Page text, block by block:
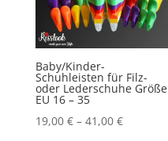
Baby/Kinder-
Schuhleisten für Filz-
oder Lederschuhe Größe
EU 16 – 35
19,00 €– 41,00 €